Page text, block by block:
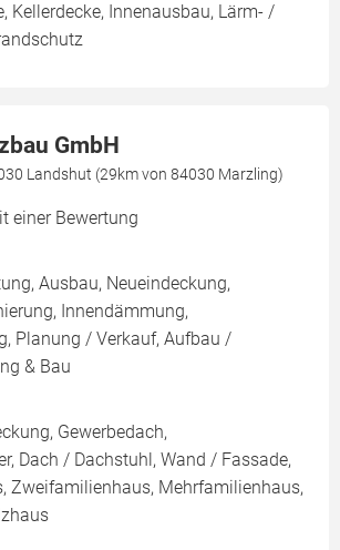
Kellerdecke, Innenausbau, Lärm- /
GmbH
Landshut (29km von 84030 Marzling)
einer Bewertung
Ausbau, Neueindeckung,
Innendämmung,
Planung / Verkauf, Aufbau /
& Bau
Gewerbedach,
Dach / Dachstuhl, Wand / Fassade,
Zweifamilienhaus, Mehrfamilienhaus,